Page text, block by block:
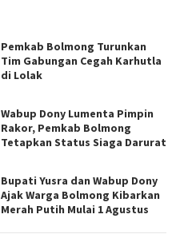
Pemkab Bolmong Turunkan
Tim Gabungan Cegah Karhutla
di Lolak
Wabup Dony Lumenta Pimpin
Rakor, Pemkab Bolmong
Tetapkan Status Siaga Darurat
Bupati Yusra dan Wabup Dony
Ajak Warga Bolmong Kibarkan
Merah Putih Mulai 1 Agustus